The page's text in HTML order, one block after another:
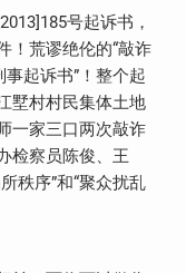
号起诉书，
！荒谬绝伦的“敲诈
起诉书”！整个起
墅村村民集体土地
一家三口两次敲诈
检察员陈俊、王
秩序”和“聚众扰乱